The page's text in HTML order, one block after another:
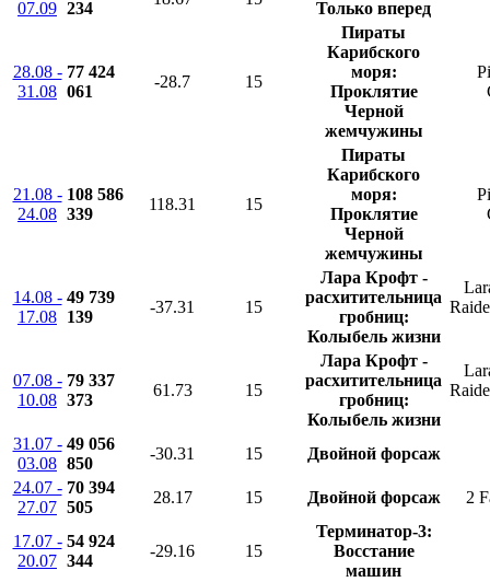
07.09 234 Только вперед
28.08 -
31.08
77 424
061
-28.7 15
Пираты
Карибского
моря:
Проклятие
Черной
жемчужины
21.08 -
24.08
108 586
339
118.31 15
Пираты
Карибского
моря:
Проклятие
Черной
жемчужины
14.08 -
17.08
49 739
139
-37.31 15
Лара Крофт -
расхитительница
гробниц:
Колыбель жизни
07.08 -
10.08
79 337
373
61.73 15
Лара Крофт -
расхитительница
гробниц:
Колыбель жизни
31.07 -
03.08
49 056
850
-30.31 15
Двойной форсаж
24.07 -
27.07
70 394
505
28.17 15 Двойной форсаж 2
17.07 -
20.07
54 924
344
-29.16 15
Терминатор-3:
Восстание
машин